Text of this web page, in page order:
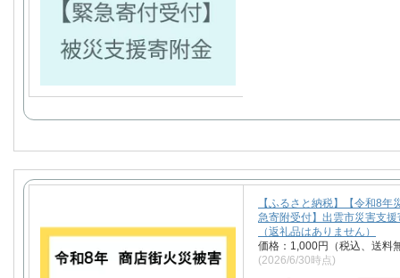
【ふるさと納税】【令和8年
急寄附受付】出雲市災害支援
（返礼品はありません）
価格：1,000円（税込、送料
(2026/6/30時点)